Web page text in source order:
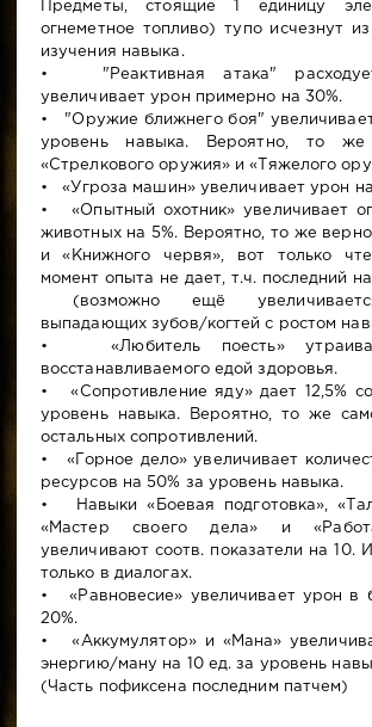
Предметы, стоящие 1 единицу
огнеметное топливо) тупо исчезнут
изучения навыка.
• "Реактивная атака"
увеличивает урон примерно на 30%.
• "Оружие ближнего боя"
уровень навыка. Вероятно, то
«Стрелкового оружия» и «Тяжелого
• «Угроза машин» увеличивает урон
• «Опытный охотник» увеличивает
животных на 5%. Вероятно, то же
и «Книжного червя», вот только
момент опыта не дает, т.ч. последний
(возможно ещё
выпадающих зубов/когтей с ростом
• «Любитель поесть»
восстанавливаемого едой здоровья.
• «Сопротивление яду» дает 12,5%
уровень навыка. Вероятно, то же
остальных сопротивлений.
• «Горное дело» увеличивает
ресурсов на 50% за уровень навыка.
• Навыки «Боевая подготовка»,
«Мастер своего дела» и
увеличивают соотв. показатели на 10.
только в диалогах.
• «Равновесие» увеличивает урон в
20%.
• «Аккумулятор» и «Мана»
энергию/ману на 10 ед. за уровень
(Часть пофиксена последним патчем)